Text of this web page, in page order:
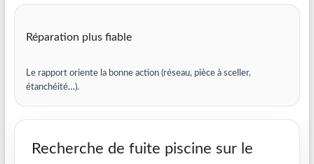
Réparation plus fiable
Le rapport oriente la bonne action (réseau, pièce à sceller,
étanchéité…).
Recherche de fuite piscine sur le